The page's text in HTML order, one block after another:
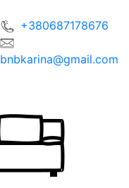
+380687178676
bnbkarina@gmail.com